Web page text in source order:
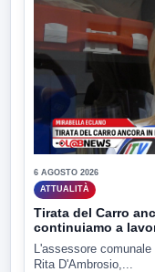
6 AGOSTO 2026
ATTUALITÀ
Tirata del Carro
continuiamo a
L'assessore
Rita D'Ambrosio,...